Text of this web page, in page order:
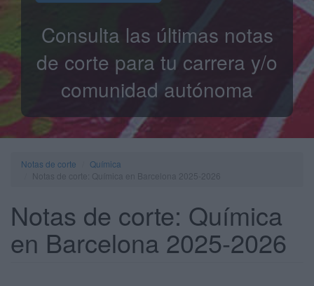
Consulta las últimas notas
de corte para tu carrera y/o
comunidad autónoma
Notas de corte
Química
Notas de corte: Química
en Barcelona 2025-2026